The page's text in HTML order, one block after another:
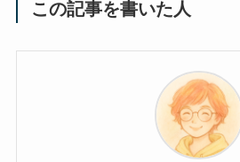
この記事を書いた人